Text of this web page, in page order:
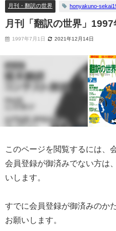
月刊・翻訳の世界 honyakuno-
月刊「翻訳の世界」1997
1997年7月1日 2021年12月14日
このページを閲覧するには、
会員登録が御済みでない方は、
いします。
すでに会員登録が御済みのか
お願いします。